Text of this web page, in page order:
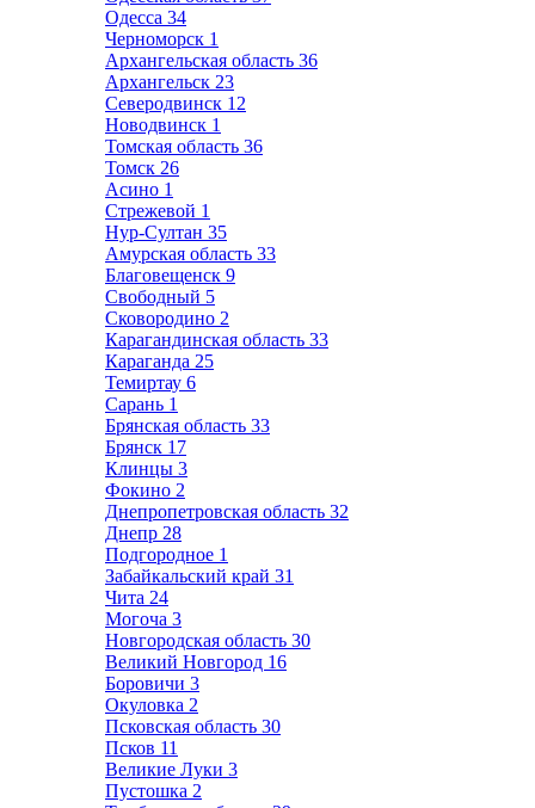
Одесса 34
Черноморск 1
Архангельская область 36
Архангельск 23
Северодвинск 12
Новодвинск 1
Томская область 36
Томск 26
Асино 1
Стрежевой 1
Нур-Султан 35
Амурская область 33
Благовещенск 9
Свободный 5
Сковородино 2
Карагандинская область 33
Караганда 25
Темиртау 6
Сарань 1
Брянская область 33
Брянск 17
Клинцы 3
Фокино 2
Днепропетровская область 32
Днепр 28
Подгородное 1
Забайкальский край 31
Чита 24
Могоча 3
Новгородская область 30
Великий Новгород 16
Боровичи 3
Окуловка 2
Псковская область 30
Псков 11
Великие Луки 3
Пустошка 2